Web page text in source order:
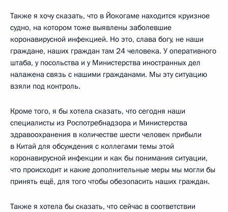
Также я хочу сказать, что в Йокогаме находится круизное
судно, на котором тоже выявлены заболевшие
коронавирусной инфекцией. Но это, слава богу, не наши
граждане, наших граждан там 24 человека. У оперативного
штаба, у посольства и у Министерства иностранных дел
налажена связь с нашими гражданами. Мы эту ситуацию
взяли под контроль.
Кроме того, я бы хотела сказать, что сегодня наши
специалисты из Роспотребнадзора и Министерства
здравоохранения в количестве шести человек прибыли
в Китай для обсуждения с коллегами темы этой
коронавирусной инфекции и как бы понимания ситуации,
что происходит и какие дополнительные меры мы могли бы
принять ещё, для того чтобы обезопасить наших граждан.
Также я хотела бы сказать, что сейчас в соответствии